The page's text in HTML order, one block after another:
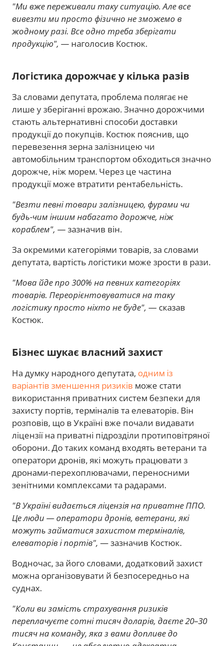
"Ми вже переживали таку ситуацію. Але все
вивезти ми просто фізично не зможемо в
жодному разі. Все одно треба зберігати
продукцію", — наголосив Костюк.
Логістика дорожчає у кілька разів
За словами депутата, проблема полягає не
лише у зберіганні врожаю. Значно дорожчими
стають альтернативні способи доставки
продукції до покупців. Костюк пояснив, що
перевезення зерна залізницею чи
автомобільним транспортом обходиться значно
дорожче, ніж морем. Через це частина
продукції може втратити рентабельність.
"Везти певні товари залізницею, фурами чи
будь-чим іншим набагато дорожче, ніж
кораблем", — зазначив він.
За окремими категоріями товарів, за словами
депутата, вартість логістики може зрости в рази.
"Мова йде про 300% на певних категоріях
товарів. Переорієнтовуватися на таку
логістику просто ніхто не буде", — сказав
Костюк.
Бізнес шукає власний захист
На думку народного депутата, одним із
варіантів зменшення ризиків може стати
використання приватних систем безпеки для
захисту портів, терміналів та елеваторів. Він
розповів, що в Україні вже почали видавати
ліцензії на приватні підрозділи протиповітряної
оборони. До таких команд входять ветерани та
оператори дронів, які можуть працювати з
дронами-перехоплювачами, переносними
зенітними комплексами та радарами.
"В Україні видається ліцензія на приватне ППО.
Це люди — оператори дронів, ветерани, які
можуть займатися захистом терміналів,
елеваторів і портів", — зазначив Костюк.
Водночас, за його словами, додатковий захист
можна організовувати й безпосередньо на
суднах.
"Коли ви замість страхування ризиків
переплачуєте сотні тисяч доларів, даєте 20–30
тисяч на команду, яка з вами допливе до